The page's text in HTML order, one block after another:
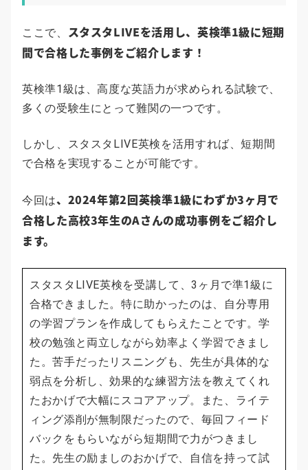
ここで、 スタスタLIVEを活用し、英検準1級に短期
間で合格した事例をご紹介します！
英検準1級は、高度な英語力が求められる試験で、
多くの受験生にとって難関の一つです。
しかし、スタスタLIVE英検を活用すれば、短期間
で合格を実現することが可能です。
今回は、 2024年第2回英検準1級にわずか3ヶ月で
合格した高校3年生のAさんの成功事例をご紹介し
ます。
スタスタLIVE英検を受講して、3ヶ月で準1級に
合格できました。特に助かったのは、自分専用
の学習プランを作成してもらえたことです。学
校の勉強と両立しながら効率よく学習できまし
た。苦手だったリスニングも、先生が具体的な
弱点を分析し、効果的な練習方法を教えてくれ
たおかげで大幅にスコアアップ。また、ライテ
ィング添削が無制限だったので、毎回フィード
バックをもらいながら短期間で力がつきまし
た。先生の励ましのおかげで、自信を持って試